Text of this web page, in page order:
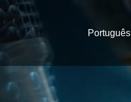
Português